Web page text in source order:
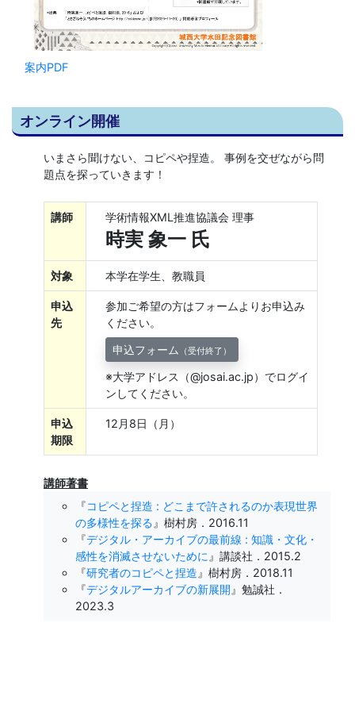
案内PDF
オンライン開催
いまさら聞けない、コピペや捏造。 事例を交ぜながら問
題点を探っていきます！
講師 学術情報XML推進協議会 理事
時実 象一 氏
対象 本学在学生、教職員
申込
先
参加ご希望の方はフォームよりお申込み
ください。
申込フォーム
（受付終了）
※大学アドレス（@josai.ac.jp）でログイ
ンしてください。
申込
期限
12月8日（月）
講師著書
『コピペと捏造 : どこまで許されるのか表現世界
の多様性を探る 』樹村房．2016.11
『デジタル・アーカイブの最前線 : 知識・文化・
感性を消滅させないために 』講談社．2015.2
『研究者のコピペと捏造 』樹村房．2018.11
『デジタルアーカイブの新展開 』勉誠社．
2023.3